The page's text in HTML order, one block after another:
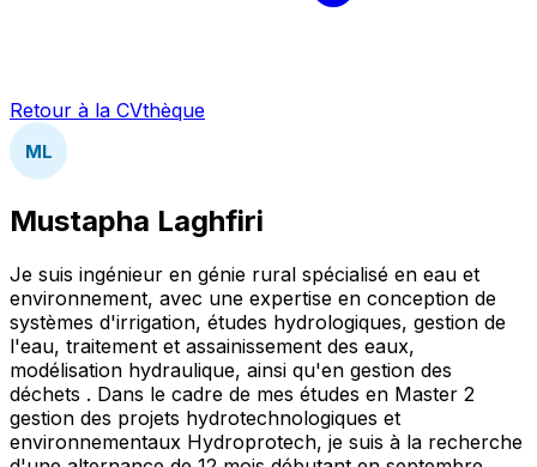
Retour à la CVthèque
ML
Mustapha Laghfiri
Je suis ingénieur en génie rural spécialisé en eau et
environnement, avec une expertise en conception de
systèmes d'irrigation, études hydrologiques, gestion de
l'eau, traitement et assainissement des eaux,
modélisation hydraulique, ainsi qu'en gestion des
déchets . Dans le cadre de mes études en Master 2
gestion des projets hydrotechnologiques et
environnementaux Hydroprotech, je suis à la recherche